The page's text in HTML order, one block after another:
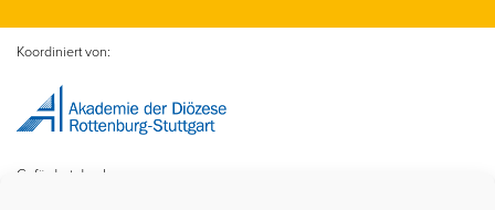
Koordiniert von:
Gefördert durch: